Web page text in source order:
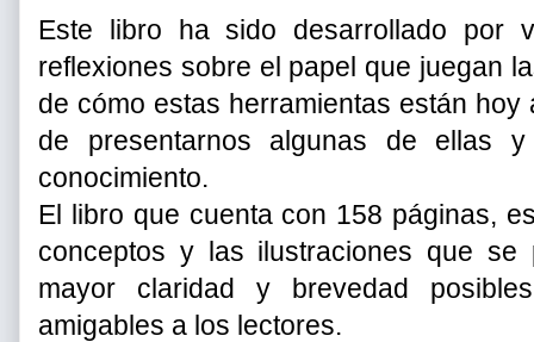
Este libro ha sido desarrollado por
reflexiones sobre el papel que juegan
de cómo estas herramientas están
de presentarnos algunas de ellas
conocimiento.
El libro que cuenta con 158 páginas,
conceptos y las ilustraciones que
mayor claridad y brevedad
amigables a los lectores.